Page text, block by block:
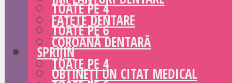
TOATE PE 4
TOATE PE 6
SPRIJIN
OBȚINEȚI UN CITAT MEDICAL
FAȚETE DENTARE
COROANĂ DENTARĂ
TOATE PE 4